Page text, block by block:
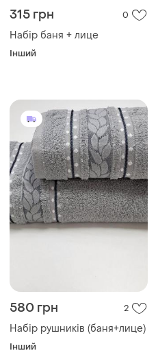
315 грн 0
Набір баня + лице
Інший
580 грн 2
Набір рушників (баня+лице)
Інший